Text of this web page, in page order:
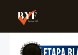
contenido
Internacional